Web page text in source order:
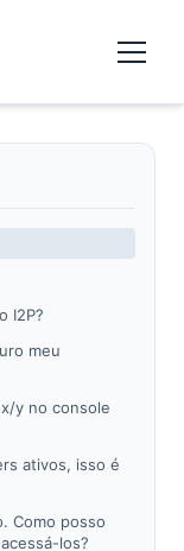
I2P?
meu
y no console
ativos, isso é
Como posso
los?